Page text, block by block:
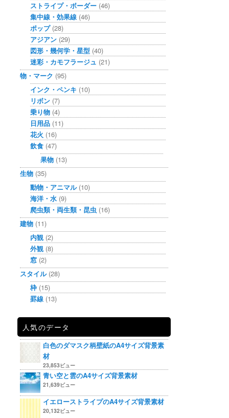
ストライプ・ボーダー (46)
集中線・効果線 (46)
ポップ(28)
アジアン (29)
図形・幾何学・星型 (40)
迷彩・カモフラージュ (21)
物・マーク (95)
インク・ペンキ (10)
リボン (7)
乗り物 (4)
日用品 (11)
花火 (16)
飲食 (47)
果物 (13)
生物 (35)
動物・アニマル(10)
海洋・水 (9)
爬虫類・両生類・昆虫 (16)
建物 (11)
内観 (2)
外観 (8)
窓 (2)
スタイル(28)
枠 (15)
罫線 (13)
人気のデータ
白色のダマスク柄壁紙のA4サイズ背景素
材
23,853ビュー
青い空と雲のA4サイズ背景素材
21,639ビュー
イエローストライプのA4サイズ背景素材
20,132ビュー